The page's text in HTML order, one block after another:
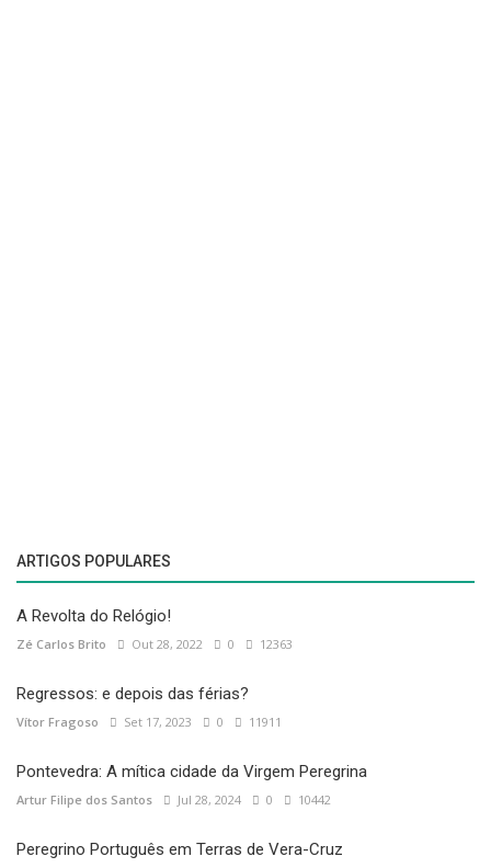
ARTIGOS POPULARES
A Revolta do Relógio!
Zé Carlos Brito Out 28, 2022 0 12363
Regressos: e depois das férias?
Vítor Fragoso Set 17, 2023 0 11911
Pontevedra: A mítica cidade da Virgem Peregrina
Artur Filipe dos Santos Jul 28, 2024 0 10442
Peregrino Português em Terras de Vera-Cruz